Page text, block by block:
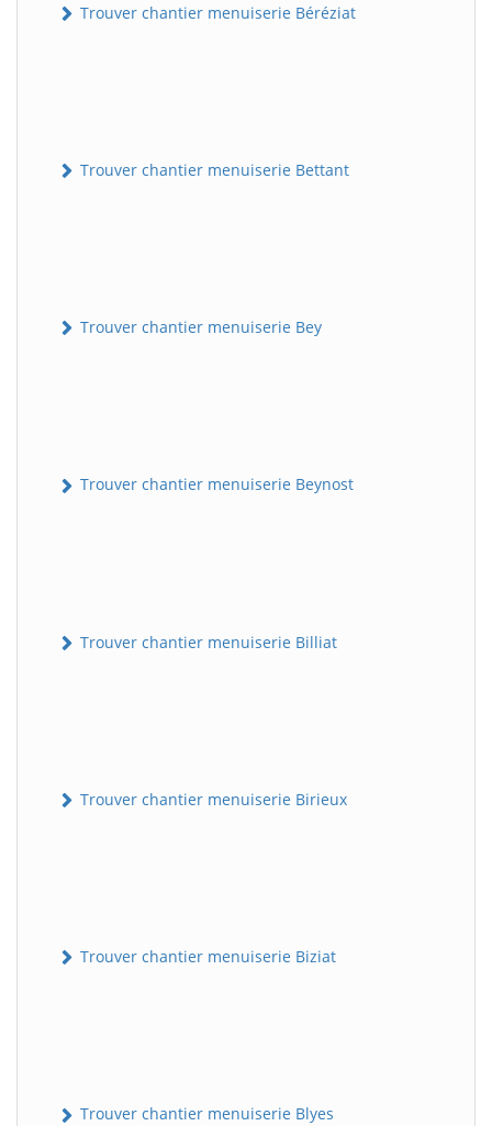
Trouver chantier menuiserie Béréziat
Trouver chantier menuiserie Bettant
Trouver chantier menuiserie Bey
Trouver chantier menuiserie Beynost
Trouver chantier menuiserie Billiat
Trouver chantier menuiserie Birieux
Trouver chantier menuiserie Biziat
Trouver chantier menuiserie Blyes